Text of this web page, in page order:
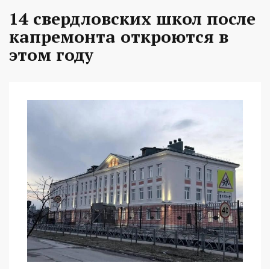
14 свердловских школ после
капремонта откроются в
этом году